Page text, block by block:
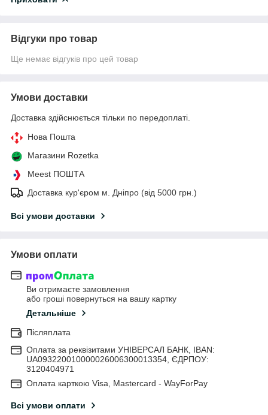
Відгуки про товар
Ще немає відгуків про цей товар
Умови доставки
Доставка здійснюється тільки по передоплаті.
Нова Пошта
Магазини Rozetka
Meest ПОШТА
Доставка кур'єром м. Дніпро (від 5000 грн.)
Всі умови доставки
Умови оплати
Ви отримаєте замовлення
або гроші повернуться на вашу картку
Детальніше
Післяплата
Оплата за реквізитами УНІВЕРСАЛ БАНК, IBAN:
UA093220010000026006300013354, ЄДРПОУ:
3120404971
Оплата карткою Visa, Mastercard - WayForPay
Всі умови оплати